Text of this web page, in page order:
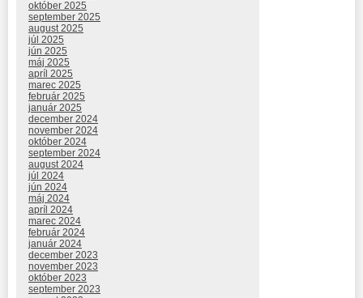
október 2025
september 2025
august 2025
júl 2025
jún 2025
máj 2025
apríl 2025
marec 2025
február 2025
január 2025
december 2024
november 2024
október 2024
september 2024
august 2024
júl 2024
jún 2024
máj 2024
apríl 2024
marec 2024
február 2024
január 2024
december 2023
november 2023
október 2023
september 2023